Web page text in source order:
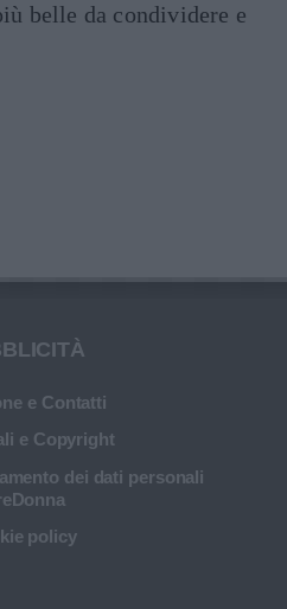
belle da condividere e
e Contatti
e Copyright
dei dati personali
policy